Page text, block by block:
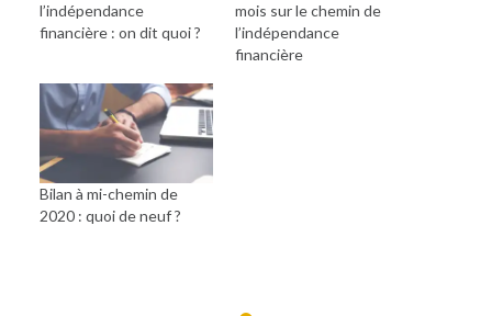
l’indépendance
financière : on dit quoi ?
mois sur le chemin de
l’indépendance
financière
Bilan à mi-chemin de
2020 : quoi de neuf ?